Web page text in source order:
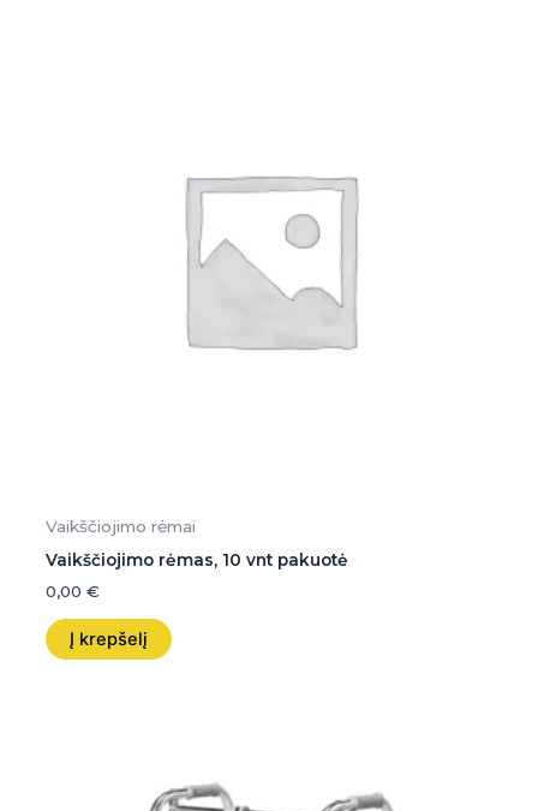
Vaikščiojimo rėmai
Vaikščiojimo rėmas, 10 vnt pakuotė
0,00 €
Į krepšelį